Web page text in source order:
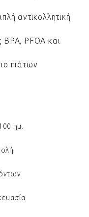
αντικολλητική
BPA, PFOA και
πιάτων
ημ.